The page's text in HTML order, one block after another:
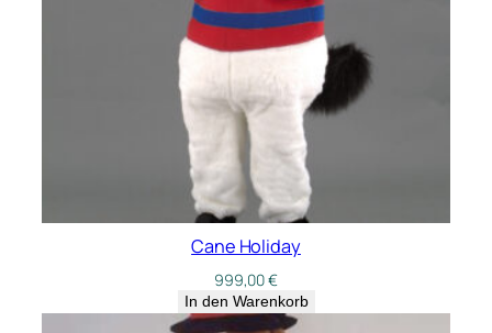
Cane Holiday
999,00€
In den Warenkorb